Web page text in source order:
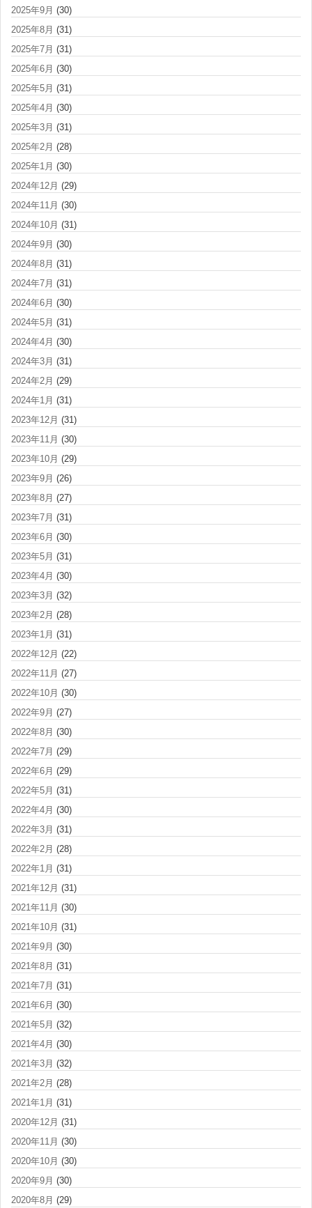
2025年9月 (30)
2025年8月 (31)
2025年7月 (31)
2025年6月 (30)
2025年5月 (31)
2025年4月 (30)
2025年3月 (31)
2025年2月 (28)
2025年1月 (30)
2024年12月 (29)
2024年11月 (30)
2024年10月 (31)
2024年9月 (30)
2024年8月 (31)
2024年7月 (31)
2024年6月 (30)
2024年5月 (31)
2024年4月 (30)
2024年3月 (31)
2024年2月 (29)
2024年1月 (31)
2023年12月 (31)
2023年11月 (30)
2023年10月 (29)
2023年9月 (26)
2023年8月 (27)
2023年7月 (31)
2023年6月 (30)
2023年5月 (31)
2023年4月 (30)
2023年3月 (32)
2023年2月 (28)
2023年1月 (31)
2022年12月 (22)
2022年11月 (27)
2022年10月 (30)
2022年9月 (27)
2022年8月 (30)
2022年7月 (29)
2022年6月 (29)
2022年5月 (31)
2022年4月 (30)
2022年3月 (31)
2022年2月 (28)
2022年1月 (31)
2021年12月 (31)
2021年11月 (30)
2021年10月 (31)
2021年9月 (30)
2021年8月 (31)
2021年7月 (31)
2021年6月 (30)
2021年5月 (32)
2021年4月 (30)
2021年3月 (32)
2021年2月 (28)
2021年1月 (31)
2020年12月 (31)
2020年11月 (30)
2020年10月 (30)
2020年9月 (30)
2020年8月 (29)